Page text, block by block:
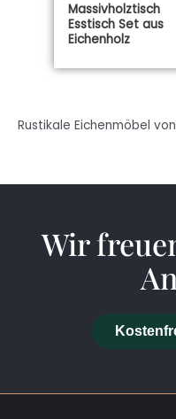
Massivholztisch
Esstisch Set aus
Eichenholz
Rustikale Eichenmöbel
Wir